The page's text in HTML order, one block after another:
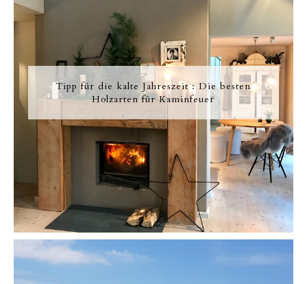
Tipp für die kalte Jahreszeit : Die besten
Holzarten für Kaminfeuer